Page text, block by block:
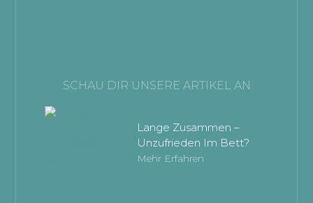
SCHAU DIR UNSERE ARTIKEL AN
Lange Zusammen –
Unzufrieden Im Bett?
Mehr Erfahren